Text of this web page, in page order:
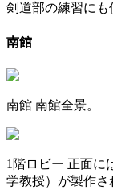
剣道部の練習にも
南館
南館 南館全景。
1階ロビー 正面に
学教授）が製作